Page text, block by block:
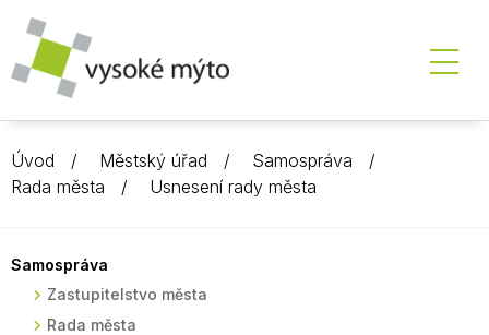
Úvod Městský úřad
Samospráva
Rada města
Usnesení rady města
Samospráva
Zastupitelstvo města
Rada města